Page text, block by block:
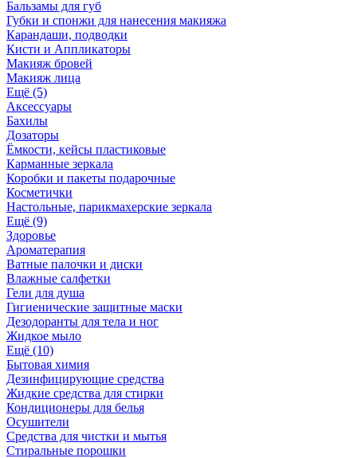
Бальзамы для губ
Губки и спонжи для нанесения макияжа
Карандаши, подводки
Кисти и Аппликаторы
Макияж бровей
Макияж лица
Ещё (5)
Аксессуары
Бахилы
Дозаторы
Ёмкости, кейсы пластиковые
Карманные зеркала
Коробки и пакеты подарочные
Косметички
Настольные, парикмахерские зеркала
Ещё (9)
Здоровье
Ароматерапия
Ватные палочки и диски
Влажные салфетки
Гели для душа
Гигиенические защитные маски
Дезодоранты для тела и ног
Жидкое мыло
Ещё (10)
Бытовая химия
Дезинфицирующие средства
Жидкие средства для стирки
Кондиционеры для белья
Осушители
Средства для чистки и мытья
Стиральные порошки